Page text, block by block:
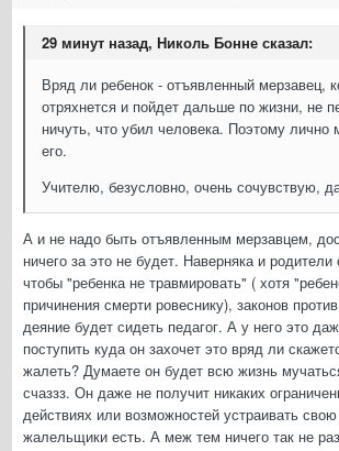
29 минут назад, Николь Бонне сказал:
Вряд ли ребенок - отъявленный мерзавец,
отряхнется и пойдет дальше по жизни, не
ничуть, что убил человека. Поэтому
его.
Учителю, безусловно, очень сочувствую,
А и не надо быть отъявленным мерзавцем,
ничего за это не будет. Наверняка и
чтобы "ребенка не травмировать" ( хотя
причинения смерти ровеснику), законов
деяние будет сидеть педагог. А у него это
поступить куда он захочет это вряд ли
жалеть? Думаете он будет всю жизнь
счаззз. Он даже не получит никаких
действиях или возможностей устраивать
жалельщики есть. А меж тем ничего так не